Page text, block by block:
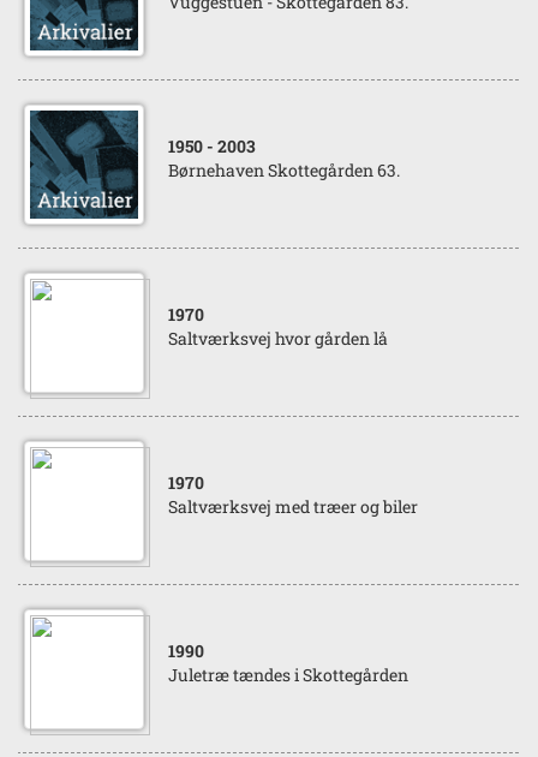
1950 - 2003
Børnehaven Skottegården 63.
1970
Saltværksvej hvor gården lå
1970
Saltværksvej med træer og biler
1990
Juletræ tændes i Skottegården